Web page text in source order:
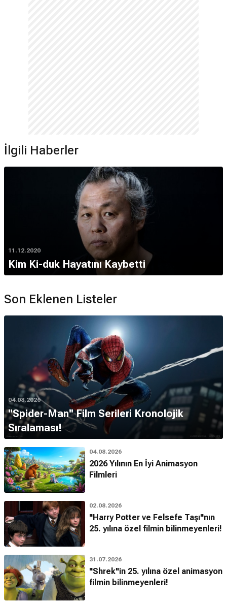
İlgili Haberler
11.12.2020
Kim Ki-duk Hayatını Kaybetti
Son Eklenen Listeler
04.08.2026
''Spider-Man'' Film Serileri Kronolojik
Sıralaması!
04.08.2026
2026 Yılının En İyi Animasyon
Filmleri
02.08.2026
"Harry Potter ve Felsefe Taşı"nın
25. yılına özel filmin bilinmeyenleri!
31.07.2026
"Shrek"in 25. yılına özel animasyon
filmin bilinmeyenleri!